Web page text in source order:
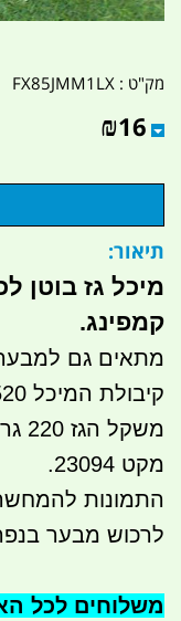
מק"ט : FX85JMM1LX
₪16
תיאור:
מיכל גז בוטן
קמפינג.
מתאים גם
קיבולת המיכל 520 סמ''ק.
משקל הגז 220 גרם.
מקט 23094.
התמונות
לרכוש מבער בנפרד
משלוחים לכל הארץ